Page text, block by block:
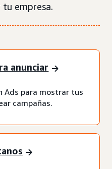
tu empresa.
anunciar
Ads para mostrar tus
campañas.